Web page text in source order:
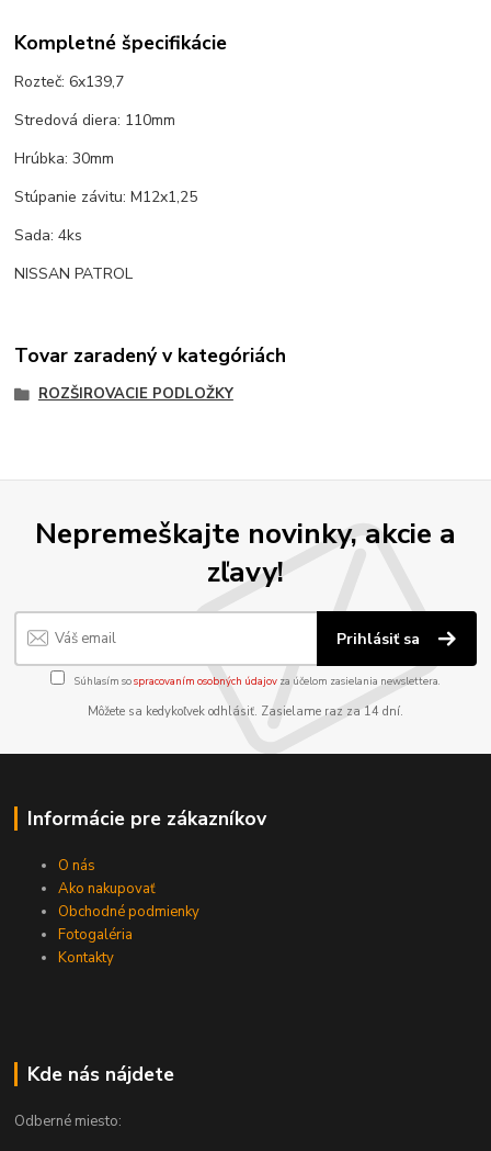
Kompletné špecifikácie
Rozteč: 6x139,7
Stredová diera: 110mm
Hrúbka: 30mm
Stúpanie závitu: M12x1,25
Sada: 4ks
NISSAN PATROL
Tovar zaradený v kategóriách
ROZŠIROVACIE PODLOŽKY
Nepremeškajte novinky, akcie a
zľavy!
Prihlásiť sa
Súhlasím sospracovaním osobných údajov za účelom zasielania newslettera.
Môžete sa kedykoľvek odhlásiť. Zasielame raz za 14 dní.
Informácie pre zákazníkov
O nás
Ako nakupovať
Obchodné podmienky
Fotogaléria
Kontakty
Kde nás nájdete
Odberné miesto: